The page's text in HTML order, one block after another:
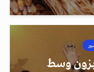
رصد
وسط